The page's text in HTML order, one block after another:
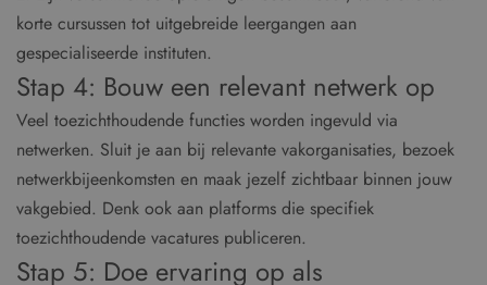
korte cursussen tot uitgebreide leergangen aan
gespecialiseerde instituten.
Stap 4: Bouw een relevant netwerk op
Veel toezichthoudende functies worden ingevuld via
netwerken. Sluit je aan bij relevante vakorganisaties, bezoek
netwerkbijeenkomsten en maak jezelf zichtbaar binnen jouw
vakgebied. Denk ook aan platforms die specifiek
toezichthoudende vacatures publiceren.
Stap 5: Doe ervaring op als